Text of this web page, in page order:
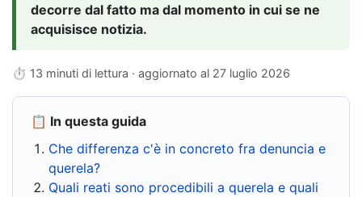
decorre dal fatto ma dal momento in cui se ne
acquisisce notizia.
⏱ 13 minuti di lettura · aggiornato al 27 luglio 2026
📋 In questa guida
Che differenza c'è in concreto fra denuncia e
querela?
Quali reati sono procedibili a querela e quali